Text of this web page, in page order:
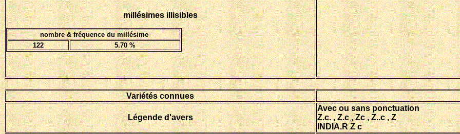
millésimes illisibles
nombre & fréquence du millésime
122
5.70 %
Variétés connues
Légende d'avers
Avec ou sans ponctuation
Z.c. , Z.c , Zc , Z..c , Z
INDIA.R Z c